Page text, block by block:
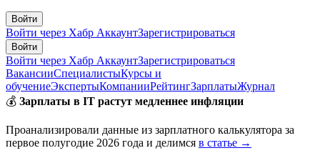
Войти
Войти через Хабр АккаунтЗарегистрироваться
Войти
Войти через Хабр АккаунтЗарегистрироваться
ВакансииСпециалистыКурсы и
обучениеЭкспертыКомпанииРейтингЗарплатыЖурнал
💰 Зарплаты в IT растут медленнее инфляции
Проанализировали данные из зарплатного калькулятора за
первое полугодие 2026 года и делимся в статье →